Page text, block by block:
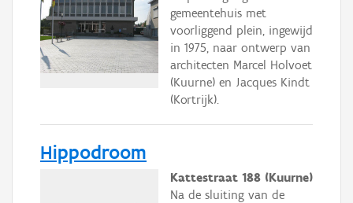
gemeentehuis met
voorliggend plein, ingewijd
in 1975, naar ontwerp van
architecten Marcel Holvoet
(Kuurne) en Jacques Kindt
(Kortrijk).
Hippodroom
Kattestraat 188 (Kuurne)
Na de sluiting van de